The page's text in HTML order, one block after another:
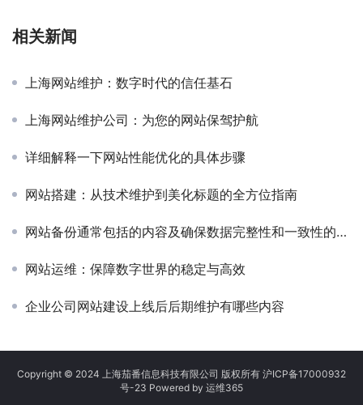
相关新闻
上海网站维护：数字时代的信任基石
上海网站维护公司：为您的网站保驾护航
详细解释一下网站性能优化的具体步骤
网站搭建：从技术维护到美化标题的全方位指南
网站备份通常包括的内容及确保数据完整性和一致性的方法
网站运维：保障数字世界的稳定与高效
企业公司网站建设上线后后期维护有哪些内容
Copyright © 2024 上海茄番信息科技有限公司 版权所有 沪ICP备17000932
号-23 Powered by 运维365